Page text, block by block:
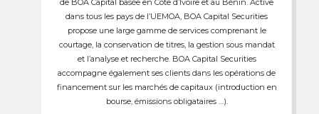
de BOA Capital basée en Côte d’Ivoire et au Bénin. Active
dans tous les pays de l’UEMOA, BOA Capital Securities
propose une large gamme de services comprenant le
courtage, la conservation de titres, la gestion sous mandat
et l’analyse et recherche. BOA Capital Securities
accompagne également ses clients dans les opérations de
financement sur les marchés de capitaux (introduction en
bourse, émissions obligataires …).